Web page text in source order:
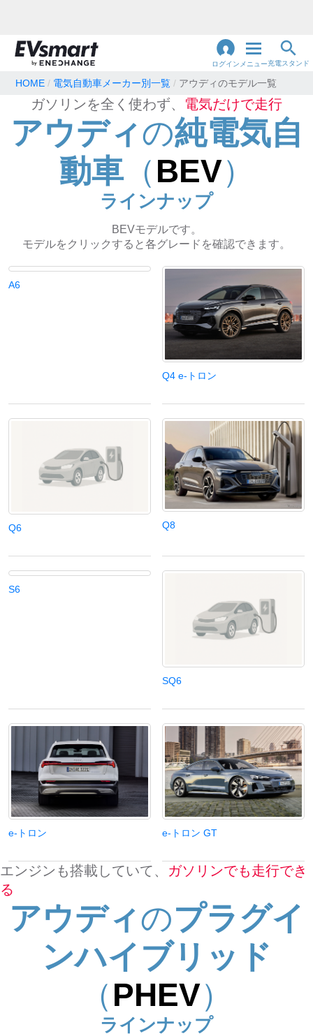
ログイン メニュー充電スタンド
る
地名・観光スポット・住所 で検索
充電器の種類
急速充電器のみ表示
急速無料のみ表示
高速道路上のみ表示
24時間営業のみ表示
認証システム
e-Mobility Power
充電器の出力
すべて 中速-20kW-以上 急速-44kW-以上
車種
HOME 電気自動車メーカー別一覧 アウディのモデル一覧
ガソリンを全く使わず、 電気だけで走行
アウディの純電気自
動車（BEV）
ラインナップ
BEVモデルです。
モデルをクリックすると各グレードを確認できます。
A6
Q4 e-トロン
Q6 Q8
S6
SQ6
e-トロン e-トロン GT
エンジンも搭載していて、 ガソリンでも走行でき
る
アウディのプラグイ
ンハイブリッド
（PHEV）
ラインナップ